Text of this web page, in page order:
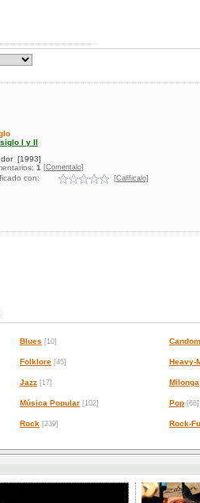
I y II
[1993]
1 [Comentalo]
con: [Calificalo]
Blues [10]
Folklore [45] Heavy-
Jazz [17] Milonga
Música Popular [102] Pop [68]
Rock [239] Rock-